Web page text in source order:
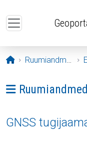
Avaleht
Ruumiandmed
Ava menüü:
Ruumiandmed
GNSS